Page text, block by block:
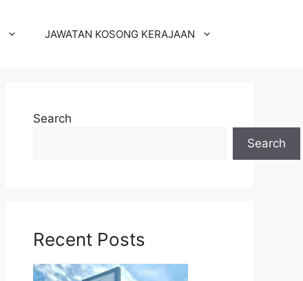
JAWATAN KOSONG KERAJAAN
Search
Search
Recent Posts